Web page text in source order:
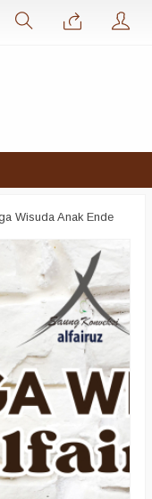
Wisuda Anak Ende